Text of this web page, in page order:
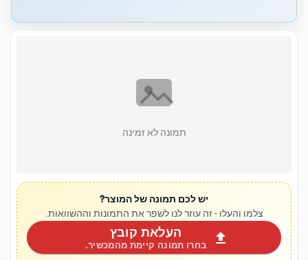
תמונה לא זמינה
יש לכם תמונה של המוצר?
צלמו והעלו - זה עוזר לנו לשפר את התמונות וההשוואות.
upload העלאת קובץ
בחרו תמונה קיימת מהמכשיר.